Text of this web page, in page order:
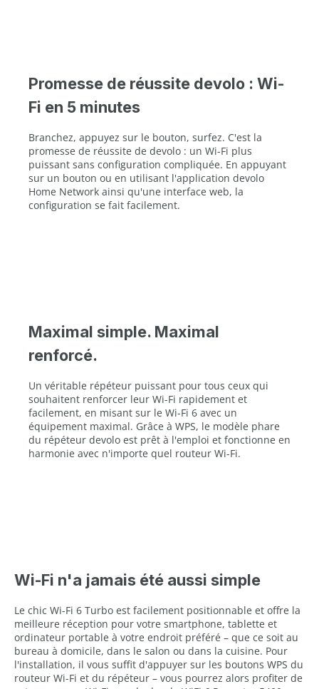
Promesse de réussite devolo : Wi-
Fi en 5 minutes
Branchez, appuyez sur le bouton, surfez. C'est la
promesse de réussite de devolo : un Wi-Fi plus
puissant sans configuration compliquée. En appuyant
sur un bouton ou en utilisant l'application devolo
Home Network ainsi qu'une interface web, la
configuration se fait facilement.
Maximal simple. Maximal
renforcé.
Un véritable répéteur puissant pour tous ceux qui
souhaitent renforcer leur Wi-Fi rapidement et
facilement, en misant sur le Wi-Fi 6 avec un
équipement maximal. Grâce à WPS, le modèle phare
du répéteur devolo est prêt à l'emploi et fonctionne en
harmonie avec n'importe quel routeur Wi-Fi.
Wi-Fi n'a jamais été aussi simple
Le chic Wi-Fi 6 Turbo est facilement positionnable et offre la
meilleure réception pour votre smartphone, tablette et
ordinateur portable à votre endroit préféré – que ce soit au
bureau à domicile, dans le salon ou dans la cuisine. Pour
l'installation, il vous suffit d'appuyer sur les boutons WPS du
routeur Wi-Fi et du répéteur – vous pourrez alors profiter de